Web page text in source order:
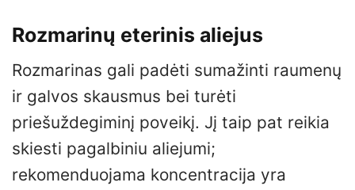
Rozmarinų eterinis aliejus
Rozmarinas gali padėti sumažinti raumenų
ir galvos skausmus bei turėti
priešuždegiminį poveikį. Jį taip pat reikia
skiesti pagalbiniu aliejumi;
rekomenduojama koncentracija yra